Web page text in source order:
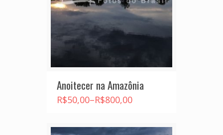
Anoitecer na Amazônia
R$50,00–R$800,00